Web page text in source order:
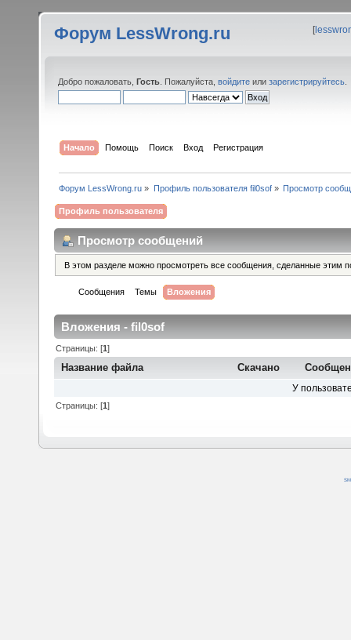
Форум LessWrong.ru [
Добро пожаловать, Гость . Пожалуйста, войдите или зарегистрируйтесь
Начало Помощь Поиск Вход Регистрация
Форум LessWrong.ru » Профиль пользователя fil0sof» Просмотр
Профиль пользователя
Просмотр сообщений
В этом разделе можно просмотреть все сообщения, сделанные этим
Сообщения Темы Вложения
Вложения - fil0sof
Страницы: [1]
Название файла Скачано
У
Страницы: [1]